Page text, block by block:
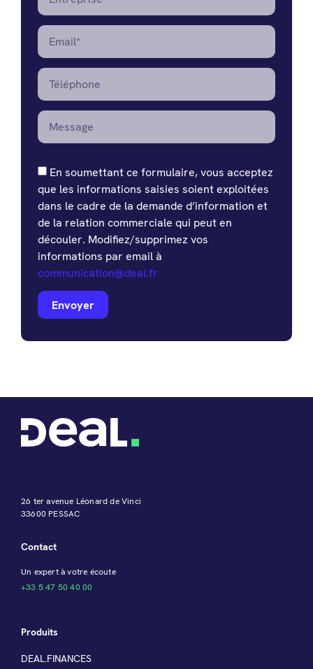
En soumettant ce formulaire, vous acceptez
que les informations saisies soient exploitées
dans le cadre de la demande d’information et
de la relation commerciale qui peut en
découler. Modifiez/supprimez vos
informations par email à
communication@deal.fr
Envoyer
26 ter avenue Léonard de Vinci
33600 PESSAC
Contact
Un expert à votre écoute
+33 5 47 50 40 00
Produits
DEAL.FINANCES